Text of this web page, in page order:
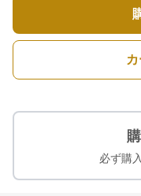
必ず購